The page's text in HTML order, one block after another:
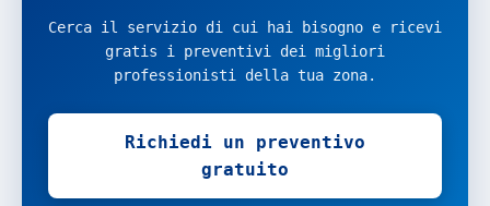
Cerca il servizio di cui hai bisogno e ricevi
gratis i preventivi dei migliori
professionisti della tua zona.
Richiedi un preventivo
gratuito